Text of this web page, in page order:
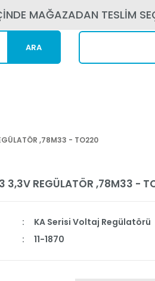
MAĞAZADAN TESLİM
ARA
,78M33 - TO220
3,3V REGÜLATÖR ,78M33 -
KA Serisi Voltaj Regülatörü
11-1870